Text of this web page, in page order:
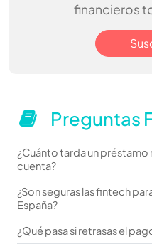
financieros
Preguntas
¿Cuánto tarda un préstamo
cuenta?
¿Son seguras las fintech
España?
¿Qué pasa si retrasas el